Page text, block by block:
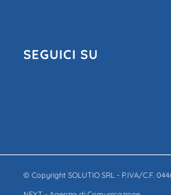
SEGUICI SU
© Copyright SOLUTIO SRL - P.IVA/C.F.